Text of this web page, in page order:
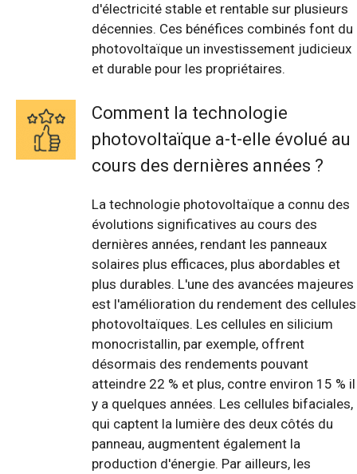
d'électricité stable et rentable sur plusieurs
décennies. Ces bénéfices combinés font du
photovoltaïque un investissement judicieux
et durable pour les propriétaires.
Comment la technologie
photovoltaïque a-t-elle évolué au
cours des dernières années ?
La technologie photovoltaïque a connu des
évolutions significatives au cours des
dernières années, rendant les panneaux
solaires plus efficaces, plus abordables et
plus durables. L'une des avancées majeures
est l'amélioration du rendement des cellules
photovoltaïques. Les cellules en silicium
monocristallin, par exemple, offrent
désormais des rendements pouvant
atteindre 22 % et plus, contre environ 15 % il
y a quelques années. Les cellules bifaciales,
qui captent la lumière des deux côtés du
panneau, augmentent également la
production d'énergie. Par ailleurs, les